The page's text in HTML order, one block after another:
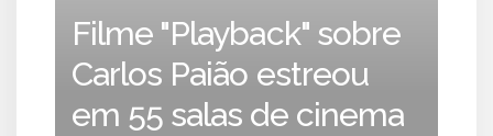
Filme "Playback" sobre
Carlos Paião estreou
em 55 salas de cinema